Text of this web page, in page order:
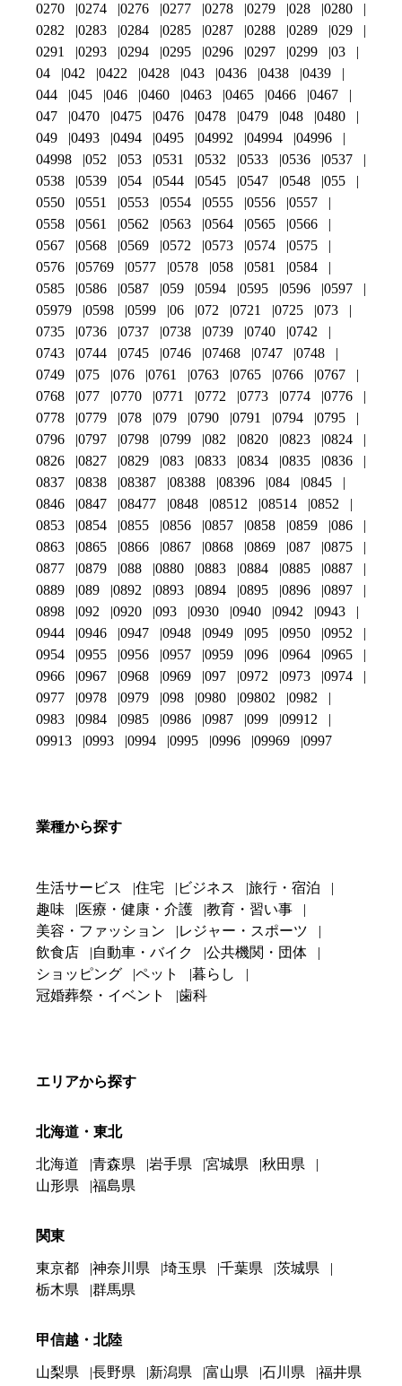
0270 0274 0276 0277 0278 0279 028
0280
0282
0283 0284 0285 0287 0288 0289
029
0291
0293 0294 0295 0296 0297 0299
03
04
042 0422 0428 043 0436 0438
0439
044
045 046 0460 0463 0465 0466
0467
047
0470 0475 0476 0478 0479 048
0480
049
0493 0494 0495 04992 04994
04996
04998
052 053 0531 0532 0533 0536
0537
0538
0539 054 0544 0545 0547 0548
055
0550
0551 0553 0554 0555 0556
0557
0558
0561 0562 0563 0564 0565
0566
0567
0568 0569 0572 0573 0574
0575
0576
05769 0577 0578 058 0581
0584
0585
0586 0587 059 0594 0595 0596
0597
05979
0598 0599 06 072 0721 0725
073
0735
0736 0737 0738 0739 0740
0742
0743
0744 0745 0746 07468 0747
0748
0749
075 076 0761 0763 0765 0766
0767
0768
077 0770 0771 0772 0773 0774
0776
0778
0779 078 079 0790 0791 0794
0795
0796
0797 0798 0799 082 0820 0823
0824
0826
0827 0829 083 0833 0834 0835
0836
0837
0838 08387 08388 08396 084
0845
0846
0847 08477 0848 08512 08514
0852
0853
0854 0855 0856 0857 0858 0859
086
0863
0865 0866 0867 0868 0869 087
0875
0877
0879 088 0880 0883 0884 0885
0887
0889
089 0892 0893 0894 0895 0896
0897
0898
092 0920 093 0930 0940 0942
0943
0944
0946 0947 0948 0949 095 0950
0952
0954
0955 0956 0957 0959 096 0964
0965
0966
0967 0968 0969 097 0972 0973
0974
0977
0978 0979 098 0980 09802
0982
0983
0984 0985 0986 0987 099
09912
09913
0993 0994 0995 0996 09969 0997
業種から探す
生活サービス 住宅 ビジネス
旅行・宿泊
趣味
医療・健康・介護
教育・習い事
美容・ファッション
レジャー・スポーツ
飲食店
自動車・バイク
公共機関・団体
ショッピング
ペット
暮らし
冠婚葬祭・イベント
歯科
エリアから探す
北海道・東北
北海道 青森県 岩手県 宮城県
秋田県
山形県
福島県
関東
東京都 神奈川県 埼玉県 千葉県
茨城県
栃木県
群馬県
甲信越・北陸
山梨県 長野県 新潟県 富山県 石川県 福井県